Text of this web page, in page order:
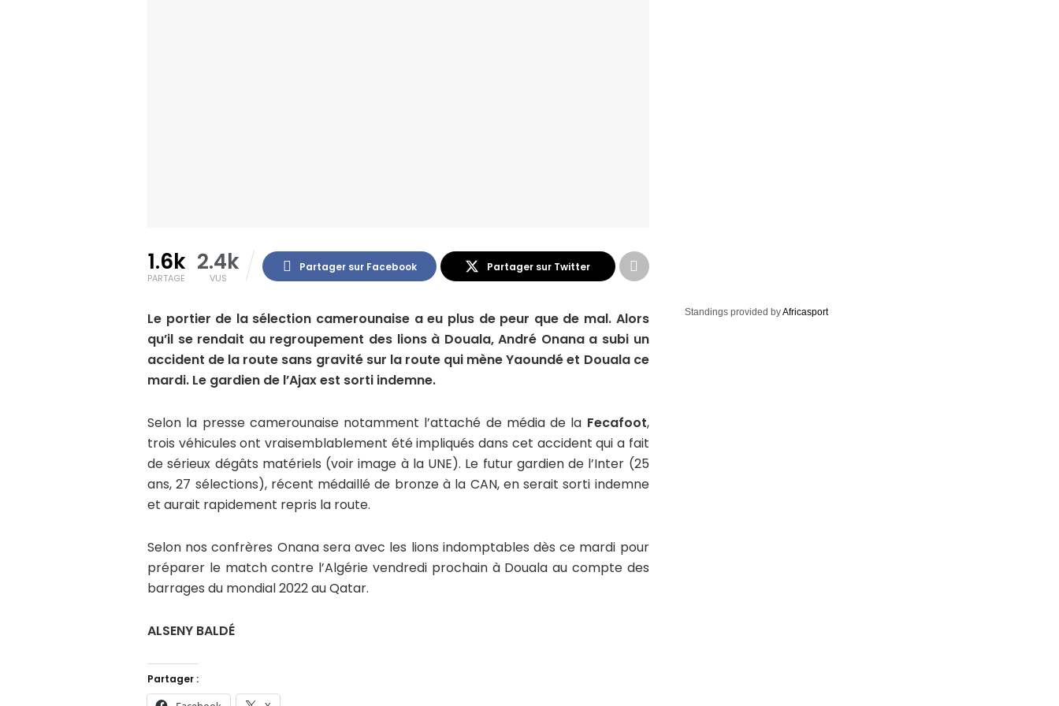
1.6k
PARTAGE
2.4k
VUS
Partager sur Facebook Partager sur Twitter
Le portier de la sélection camerounaise a eu plus de peur que de mal. Alors
qu’il se rendait au regroupement des lions à Douala, André Onana a subi un
accident de la route sans gravité sur la route qui mène Yaoundé et Douala ce
mardi. Le gardien de l’Ajax est sorti indemne.
Selon la presse camerounaise notamment l’attaché de média de la Fecafoot,
trois véhicules ont vraisemblablement été impliqués dans cet accident qui a fait
de sérieux dégâts matériels (voir image à la UNE). Le futur gardien de l’Inter (25
ans, 27 sélections), récent médaillé de bronze à la CAN, en serait sorti indemne
et aurait rapidement repris la route.
Selon nos confrères Onana sera avec les lions indomptables dès ce mardi pour
préparer le match contre l’Algérie vendredi prochain à Douala au compte des
barrages du mondial 2022 au Qatar.
ALSENY BALDÉ
Partager :
Standings provided byAfricasport